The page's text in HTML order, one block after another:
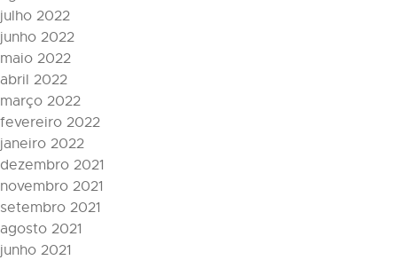
julho 2022
junho 2022
maio 2022
abril 2022
março 2022
fevereiro 2022
janeiro 2022
dezembro 2021
novembro 2021
setembro 2021
agosto 2021
junho 2021